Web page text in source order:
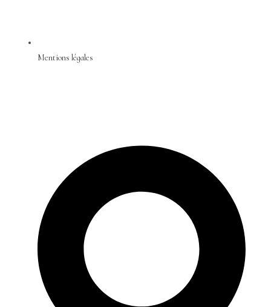
Mentions légales